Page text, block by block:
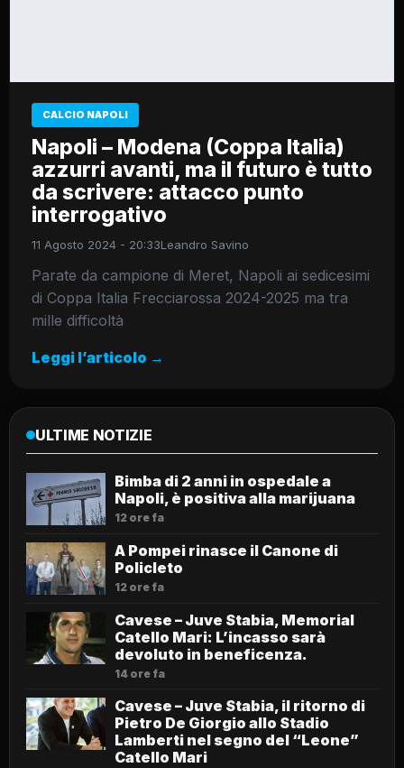
CALCIO NAPOLI
Napoli – Modena (Coppa Italia)
azzurri avanti, ma il futuro è tutto
da scrivere: attacco punto
interrogativo
11 Agosto 2024 - 20:33Leandro Savino
Parate da campione di Meret, Napoli ai sedicesimi
di Coppa Italia Frecciarossa 2024-2025 ma tra
mille difficoltà
Leggi l’articolo →
ULTIME NOTIZIE
Bimba di 2 anni in ospedale a
Napoli, è positiva alla marijuana
12 ore fa
A Pompei rinasce il Canone di
Policleto
12 ore fa
Cavese – Juve Stabia, Memorial
Catello Mari: L’incasso sarà
devoluto in beneficenza.
14 ore fa
Cavese – Juve Stabia, il ritorno di
Pietro De Giorgio allo Stadio
Lamberti nel segno del “Leone”
Catello Mari